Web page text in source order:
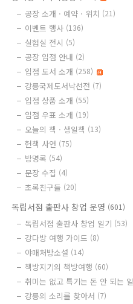
공장 소개 · 예약 · 위치 (21)
이벤트 행사 (136)
실험실 전시 (5)
공장 입점 안내 (2)
입점 도서 소개 (258)
강릉국제도서낙선전 (7)
입점 상품 소개 (55)
입점 우표 소개 (19)
오늘의 책 · 생일책 (13)
헌책 사연 (75)
방명록 (54)
문장 수집 (4)
초록친구들 (20)
독립서점 출판사 창업 운영 (601)
독립서점 출판사 창업 일기 (53)
강다방 여행 가이드 (8)
야매처방소설 (14)
책방지기의 책방여행 (60)
취미는 없고 특기는 돈 안 되는 일
강릉의 소리를 찾아서 (7)